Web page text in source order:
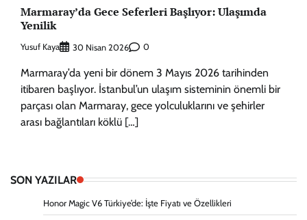
Marmaray’da Gece Seferleri Başlıyor: Ulaşımda
Yenilik
Yusuf Kaya 30 Nisan 2026 0
Marmaray’da yeni bir dönem 3 Mayıs 2026 tarihinden
itibaren başlıyor. İstanbul’un ulaşım sisteminin önemli bir
parçası olan Marmaray, gece yolculuklarını ve şehirler
arası bağlantıları köklü […]
SON YAZILAR
Honor Magic V6 Türkiye’de: İşte Fiyatı ve Özellikleri